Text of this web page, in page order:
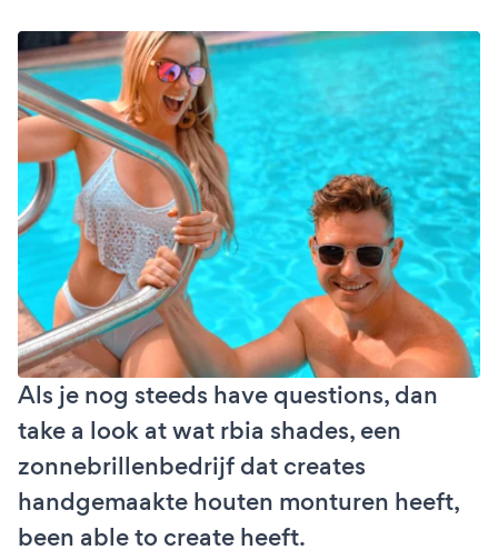
Als je nog steeds have questions, dan
take a look at wat rbia shades, een
zonnebrillenbedrijf dat creates
handgemaakte houten monturen heeft,
been able to create heeft.